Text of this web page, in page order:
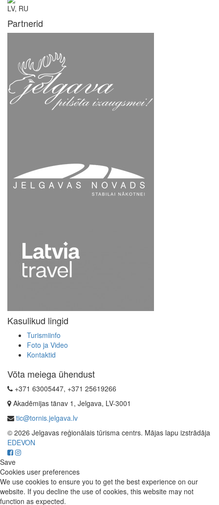
LV, RU
Partnerid
Kasulikud lingid
Turismiinfo
Foto ja Video
Kontaktid
Võta meiega ühendust
+371 63005447, +371 25619266
Akadēmijas tänav 1, Jelgava, LV-3001
tic@tornis.jelgava.lv
© 2026 Jelgavas reģionālais tūrisma centrs. Mājas lapu izstrādāja
EDEVON
Save
Cookies user preferences
We use cookies to ensure you to get the best experience on our
website. If you decline the use of cookies, this website may not
function as expected.